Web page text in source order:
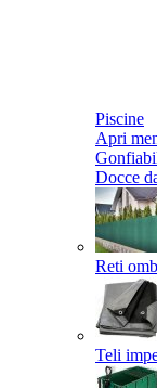
Piscine
Apri
Docce
Reti
Teli